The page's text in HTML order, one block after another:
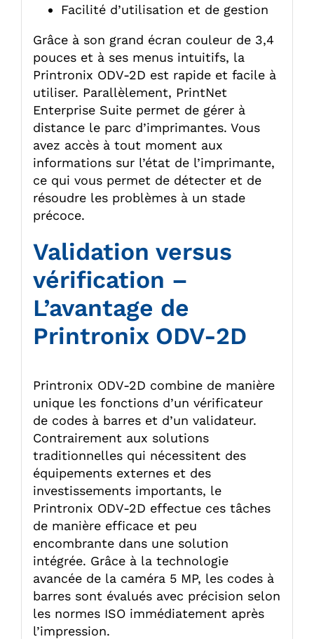
Facilité d’utilisation et de gestion
Grâce à son grand écran couleur de 3,4
pouces et à ses menus intuitifs, la
Printronix ODV-2D est rapide et facile à
utiliser. Parallèlement, PrintNet
Enterprise Suite permet de gérer à
distance le parc d’imprimantes. Vous
avez accès à tout moment aux
informations sur l’état de l’imprimante,
ce qui vous permet de détecter et de
résoudre les problèmes à un stade
précoce.
Validation versus
vérification –
L’avantage de
Printronix ODV-2D
Printronix ODV-2D combine de manière
unique les fonctions d’un vérificateur
de codes à barres et d’un validateur.
Contrairement aux solutions
traditionnelles qui nécessitent des
équipements externes et des
investissements importants, le
Printronix ODV-2D effectue ces tâches
de manière efficace et peu
encombrante dans une solution
intégrée. Grâce à la technologie
avancée de la caméra 5 MP, les codes à
barres sont évalués avec précision selon
les normes ISO immédiatement après
l’impression.